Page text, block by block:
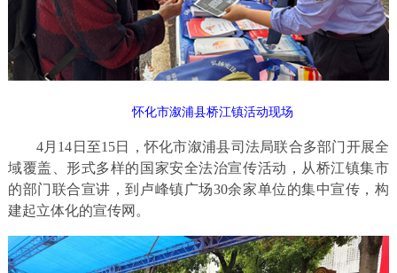
怀化市溆浦县桥江镇活动现场
4月14日至15日，怀化市溆浦县司法局联合多部门开展全
域覆盖、形式多样的国家安全法治宣传活动，从桥江镇集市
的部门联合宣讲，到卢峰镇广场30余家单位的集中宣传，构
建起立体化的宣传网。